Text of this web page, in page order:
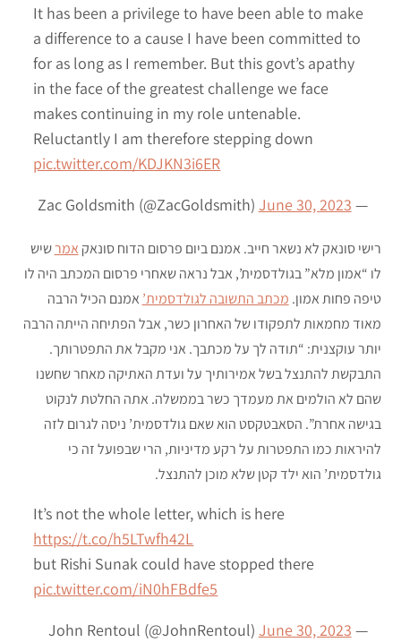
It has been a privilege to have been able to make
a difference to a cause I have been committed to
for as long as I remember. But this govt’s apathy
in the face of the greatest challenge we face
makes continuing in my role untenable.
Reluctantly I am therefore stepping down
pic.twitter.com/KDJKN3i6ER
— Zac Goldsmith (@ZacGoldsmith)
June 30, 2023
רישי סונאק לא נשאר חייב. אמנם ביום פרסום הדוח סונאק אמרשיש
לו “אמון מלא” בגולדסמית’, אבל נראה שאחרי פרסום המכתב היה לו
טיפה פחות אמון. מכתב התשובה לגולדסמית’ אמנם הכיל הרבה
מאוד מחמאות לתפקודו של האחרון כשר, אבל הפתיחה הייתה הרבה
יותר עוקצנית: “תודה לך על מכתבך. אני מקבל את התפטרותך.
התבקשת להתנצל בשל אמירותיך על ועדת האתיקה מאחר שחשנו
שהם לא הולמים את מעמדך כשר בממשלה. אתה החלטת לנקוט
בגישה אחרת”. הסאבטקסט הוא שאם גולדסמית’ ניסה לגרום לזה
להיראות כמו התפטרות על רקע מדיניות, הרי שבפועל זה כי
גולדסמית’ הוא ילד קטן שלא מוכן להתנצל.
It’s not the whole letter, which is here
https://t.co/h5LTwfh42L
but Rishi Sunak could have stopped there
pic.twitter.com/iN0hFBdfe5
— John Rentoul (@JohnRentoul)
June 30, 2023